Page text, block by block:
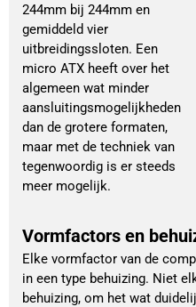
244mm bij 244mm en
gemiddeld vier
uitbreidingssloten. Een
micro ATX heeft over het
algemeen wat minder
aansluitingsmogelijkheden
dan de grotere formaten,
maar met de techniek van
tegenwoordig is er steeds
meer mogelijk.
Vormfactors en
Elke vormfactor van de
in een type behuizing. Niet
behuizing, om het wat